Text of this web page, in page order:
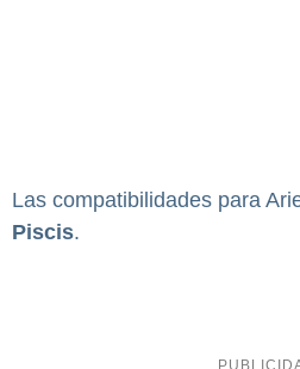
Las compatibilidades para
Piscis.